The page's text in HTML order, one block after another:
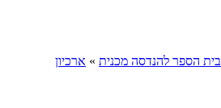
בית הספר להנדסה מכנית » ארכיון